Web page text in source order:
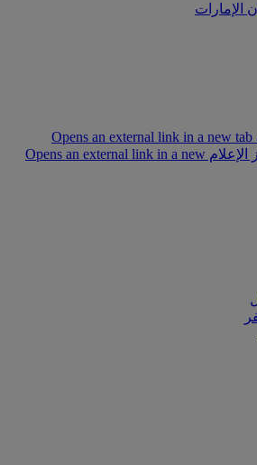
الإمارات
مركز الإعلام Opens an external link in a new